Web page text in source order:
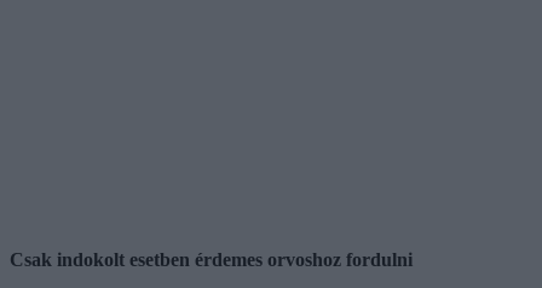
Csak indokolt esetben érdemes orvoshoz fordulni